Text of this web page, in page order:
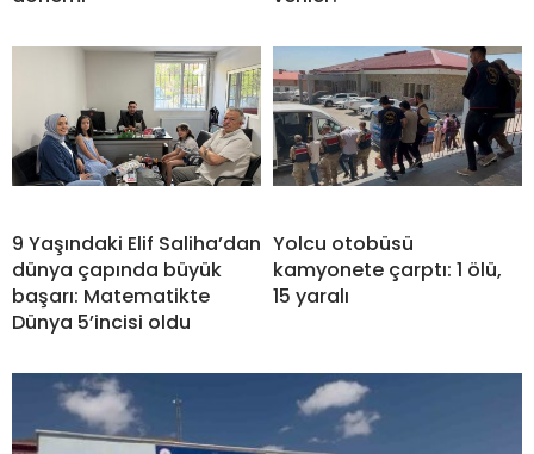
9 Yaşındaki Elif Saliha’dan
dünya çapında büyük
başarı: Matematikte
Dünya 5’incisi oldu
Yolcu otobüsü
kamyonete çarptı: 1 ölü,
15 yaralı